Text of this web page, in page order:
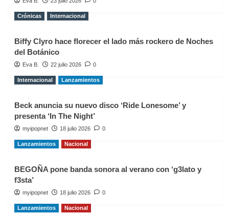
Crónicas Internacional
Biffy Clyro hace florecer el lado más rockero de Noches
del Botánico
Eva B. 22 julio 2026 0
Internacional Lanzamientos
Beck anuncia su nuevo disco ‘Ride Lonesome’ y
presenta ‘In The Night’
myipopnet 18 julio 2026 0
Lanzamientos Nacional
BEGOÑA pone banda sonora al verano con ‘g3lato y
f3sta’
myipopnet 18 julio 2026 0
Lanzamientos Nacional